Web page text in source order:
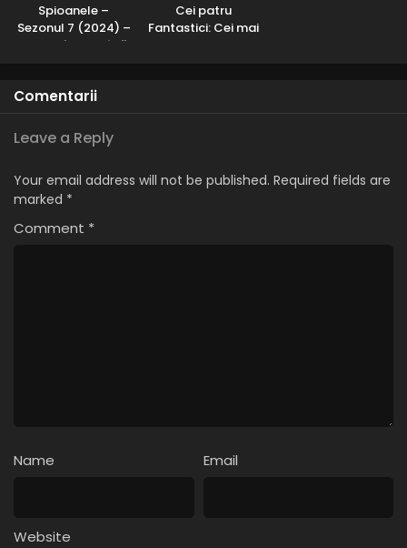
Spioanele –
Sezonul 7 (2024) –
Dublat în Română
Cei patru
Fantastici: Cei mai
Comentarii
Leave a Reply
Your email address will not be published. Required fields are
marked *
Comment *
Name Email
Website